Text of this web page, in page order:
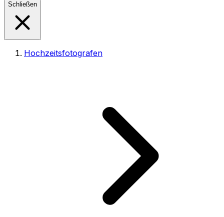
Schließen
Hochzeitsfotografen